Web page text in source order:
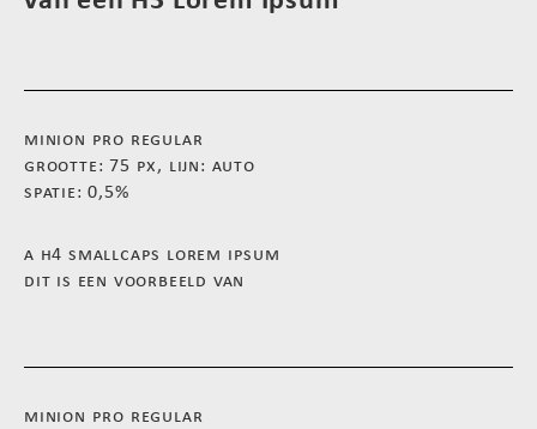
minion pro regular
grootte: 75 px, lijn: auto
spatie: 0,5%
a h4 smallcaps lorem ipsum
dit is een voorbeeld van
minion pro regular